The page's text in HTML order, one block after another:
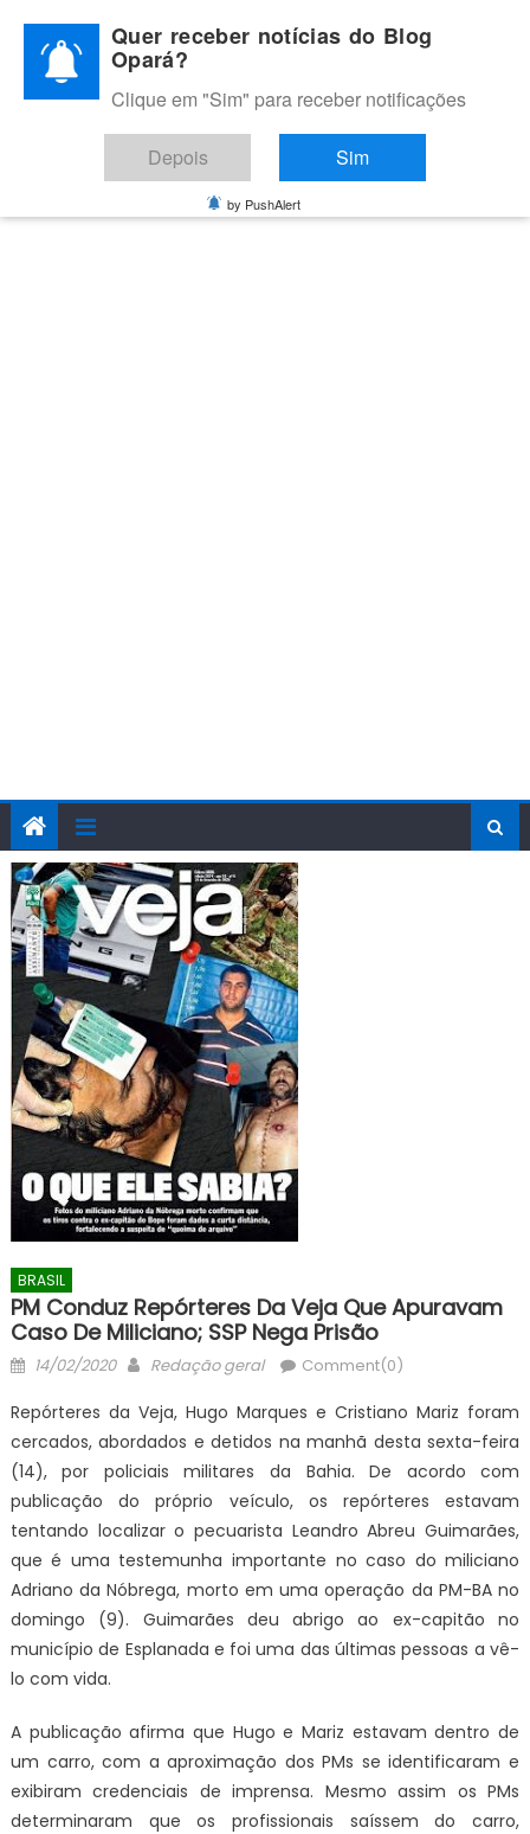
content
BLOG OPARÁ
Melhores notícias de Juazeiro, Petrolina e do Vale do São
Francisco
BRASIL
PM Conduz Repórteres Da Veja Que Apuravam
Caso De Miliciano; SSP Nega Prisão
Posted
14/02/2020 Author
Redação geral Comment(0)
Repórteres da Veja, Hugo Marques e Cristiano Mariz foram
cercados, abordados e detidos na manhã desta sexta-feira
(14), por policiais militares da Bahia. De acordo com
publicação do próprio veículo, os repórteres estavam
tentando localizar o pecuarista Leandro Abreu Guimarães,
que é uma testemunha importante no caso do miliciano
Adriano da Nóbrega, morto em uma operação da PM-BA no
domingo (9). Guimarães deu abrigo ao ex-capitão no
município de Esplanada e foi uma das últimas pessoas a vê-
lo com vida.
A publicação afirma que Hugo e Mariz estavam dentro de
um carro, com a aproximação dos PMs se identificaram e
exibiram credenciais de imprensa. Mesmo assim os PMs
determinaram que os profissionais saíssem do carro,
Quer receber notícias do Blog
Opará?
Clique em "Sim" para receber notificações
Depois Sim
by PushAlert